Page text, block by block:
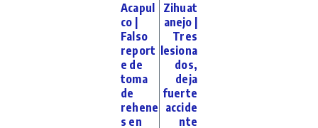
Acapul
co |
Falso
report
e de
toma
de
rehene
s en
Zihuat
anejo |
Tres
lesiona
dos,
deja
fuerte
accide
nte